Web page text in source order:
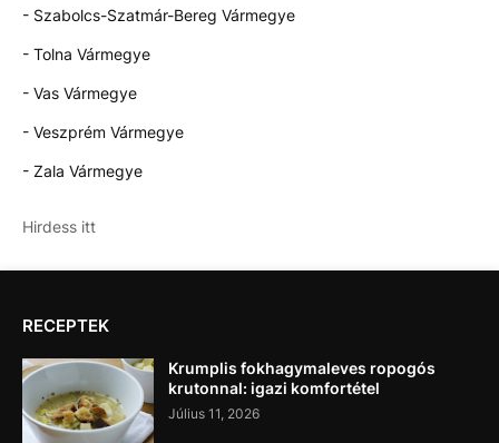
- Szabolcs-Szatmár-Bereg Vármegye
- Tolna Vármegye
- Vas Vármegye
- Veszprém Vármegye
- Zala Vármegye
Hirdess itt
RECEPTEK
Krumplis fokhagymaleves ropogós
krutonnal: igazi komfortétel
Július 11, 2026